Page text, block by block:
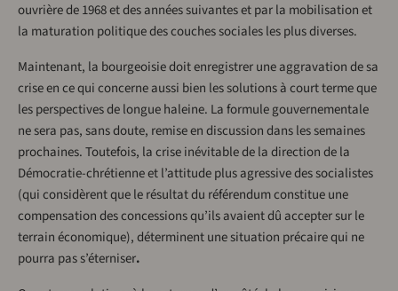
ouvrière de 1968 et des années suivantes et par la mobilisation et
la maturation politique des couches sociales les plus diverses.
Maintenant, la bourgeoisie doit enregistrer une aggravation de sa
crise en ce qui concerne aussi bien les solutions à court terme que
les perspectives de longue haleine. La formule gouvernementale
ne sera pas, sans doute, remise en discussion dans les semaines
prochaines. Toutefois, la crise inévitable de la direction de la
Démocratie-chrétienne et l’attitude plus agressive des socialistes
(qui considèrent que le résultat du référendum constitue une
compensation des concessions qu’ils avaient dû accepter sur le
terrain économique), déterminent une situation précaire qui ne
pourra pas s’éterniser.